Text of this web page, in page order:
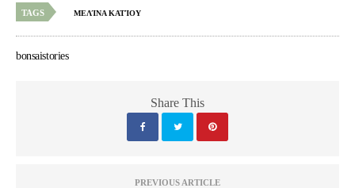
TAGS ΜΕΛΊΝΑ ΚΑΤΊΟΥ
bonsaistories
Share This
PREVIOUS ARTICLE